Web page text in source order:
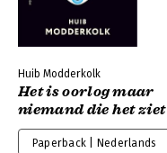
Huib Modderkolk
Het is oorlog maar
niemand die het ziet
Paperback | Nederlands